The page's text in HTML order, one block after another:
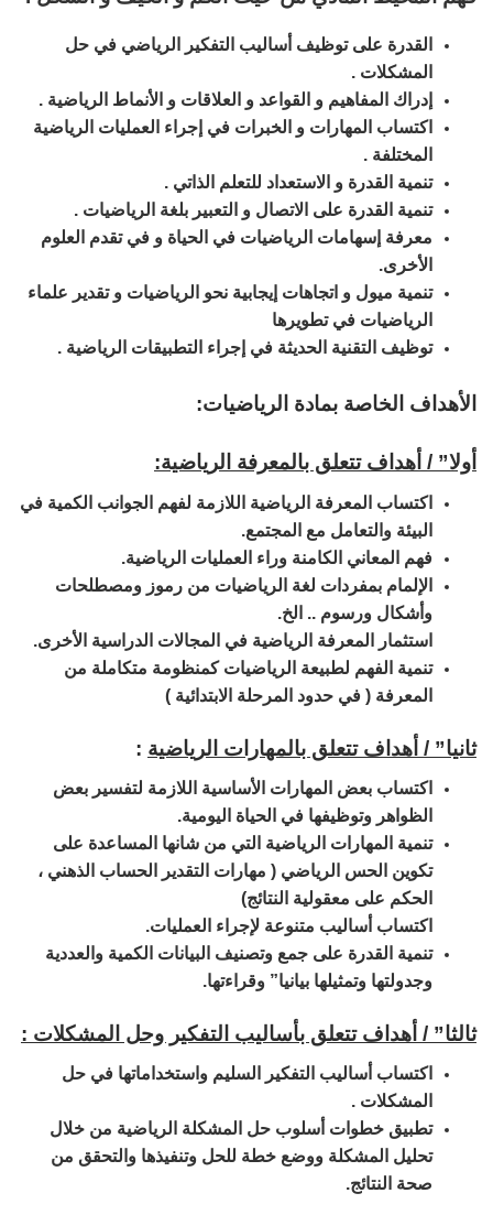
القدرة على توظيف أساليب التفكير الرياضي في حل
المشكلات .
إدراك المفاهيم و القواعد و العلاقات و الأنماط الرياضية .
اكتساب المهارات و الخبرات في إجراء العمليات الرياضية
المختلفة .
تنمية القدرة و الاستعداد للتعلم الذاتي .
تنمية القدرة على الاتصال و التعبير بلغة الرياضيات .
معرفة إسهامات الرياضيات في الحياة و في تقدم العلوم
الأخرى.
تنمية ميول و اتجاهات إيجابية نحو الرياضيات و تقدير علماء
الرياضيات في تطويرها
توظيف التقنية الحديثة في إجراء التطبيقات الرياضية .
الأهداف الخاصة بمادة الرياضيات:
أولا” / أهداف تتعلق بالمعرفة الرياضية:
اكتساب المعرفة الرياضية اللازمة لفهم الجوانب الكمية في
البيئة والتعامل مع المجتمع.
فهم المعاني الكامنة وراء العمليات الرياضية.
الإلمام بمفردات لغة الرياضيات من رموز ومصطلحات
وأشكال ورسوم .. الخ.
استثمار المعرفة الرياضية في المجالات الدراسية الأخرى.
تنمية الفهم لطبيعة الرياضيات كمنظومة متكاملة من
المعرفة ( في حدود المرحلة الابتدائية )
ثانيا” / أهداف تتعلق بالمهارات الرياضية :
اكتساب بعض المهارات الأساسية اللازمة لتفسير بعض
الظواهر وتوظيفها في الحياة اليومية.
تنمية المهارات الرياضية التي من شانها المساعدة على
تكوين الحس الرياضي ( مهارات التقدير الحساب الذهني ،
الحكم على معقولية النتائج)
اكتساب أساليب متنوعة لإجراء العمليات.
تنمية القدرة على جمع وتصنيف البيانات الكمية والعددية
وجدولتها وتمثيلها بيانيا” وقراءتها.
ثالثا” / أهداف تتعلق بأساليب التفكير وحل المشكلات :
اكتساب أساليب التفكير السليم واستخداماتها في حل
المشكلات .
تطبيق خطوات أسلوب حل المشكلة الرياضية من خلال
تحليل المشكلة ووضع خطة للحل وتنفيذها والتحقق من
صحة النتائج.